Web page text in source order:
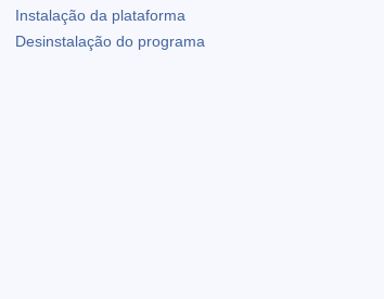
Instalação da plataforma
Desinstalação do programa